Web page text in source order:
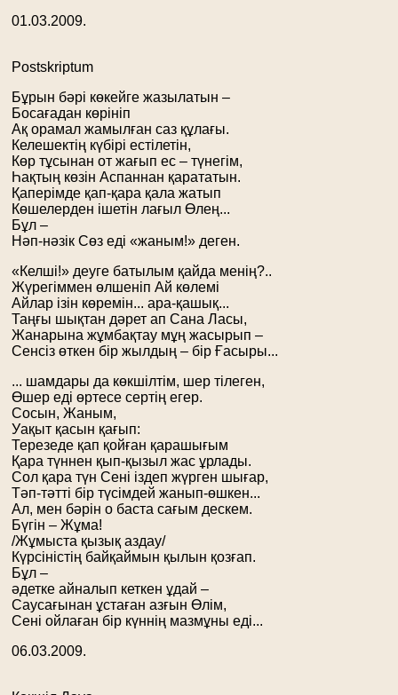
01.03.2009.
Postskriptum
Бұрын бәрі көкейге жазылатын –
Босағадан көрініп
Ақ орамал жамылған саз құлағы.
Келешектің күбірі естілетін,
Көр тұсынан от жағып ес – түнегім,
Һақтың көзін Аспаннан қарататын.
Қаперімде қап-қара қала жатып
Көшелерден ішетін лағыл Өлең...
Бұл –
Нәп-нәзік Сөз еді «жаным!» деген.
«Келші!» деуге батылым қайда менің?..
Жүрегіммен өлшеніп Ай көлемі
Айлар ізін көремін... ара-қашық...
Таңғы шықтан дәрет ап Сана Ласы,
Жанарына жұмбақтау мұң жасырып –
Сенсіз өткен бір жылдың – бір Ғасыры...
... шамдары да көкшілтім, шер тілеген,
Өшер еді өртесе сертің егер.
Сосын, Жаным,
Уақыт қасын қағып:
Терезеде қап қойған қарашығым
Қара түннен қып-қызыл жас ұрлады.
Сол қара түн Сені іздеп жүрген шығар,
Тәп-тәтті бір түсімдей жанып-өшкен...
Ал, мен бәрін о баста сағым дескем.
Бүгін – Жұма!
/Жұмыста қызық аздау/
Күрсіністің байқаймын қылын қозғап.
Бұл –
әдетке айналып кеткен ұдай –
Саусағынан ұстаған азғын Өлім,
Сені ойлаған бір күннің мазмұны еді...
06.03.2009.